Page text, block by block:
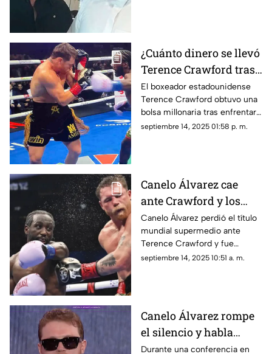
¿Cuánto dinero se llevó
Terence Crawford tras
ganar su pelea contra
Canelo Álvarez?
Revelan bolsa
millonaria
El boxeador estadounidense
Terence Crawford obtuvo una
bolsa millonaria tras enfrentar
a Saúl “Canelo” Álvarez.
septiembre 14, 2025 01:58 p. m.
Canelo Álvarez cae
ante Crawford y los
memes no lo perdonan
Canelo Álvarez perdió el título
mundial supermedio ante
Terence Crawford y fue
víctima de memes que lo
septiembre 14, 2025 10:51 a. m.
Canelo Álvarez rompe
el silencio y habla
sobre su posible
Durante una conferencia en